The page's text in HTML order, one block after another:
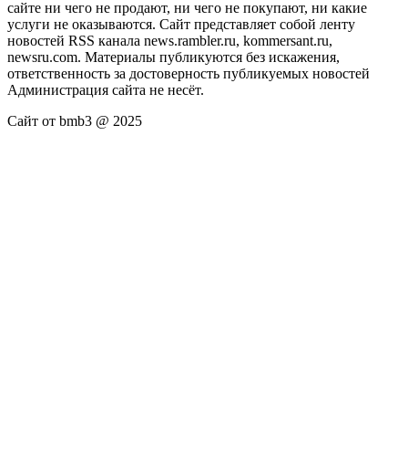
сайте ни чего не продают, ни чего не покупают, ни какие
услуги не оказываются. Сайт представляет собой ленту
новостей RSS канала news.rambler.ru, kommersant.ru,
newsru.com. Материалы публикуются без искажения,
ответственность за достоверность публикуемых новостей
Администрация сайта не несёт.
Сайт от bmb3 @ 2025